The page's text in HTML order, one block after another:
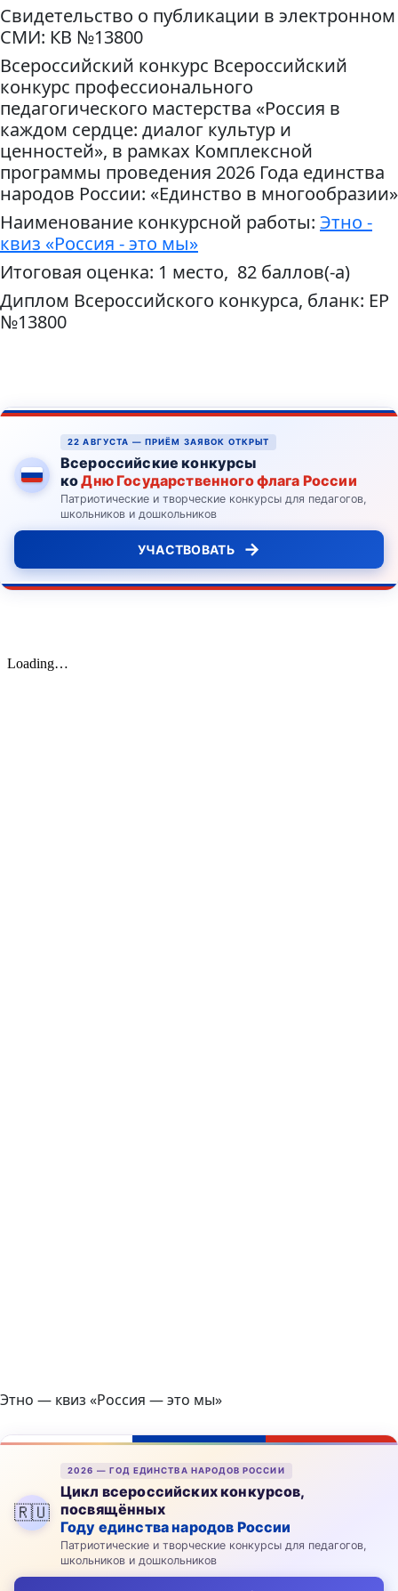
Свидетельство о публикации в электронном
СМИ: КВ №13800
Всероссийский конкурс Всероссийский
конкурс профессионального
педагогического мастерства «Россия в
каждом сердце: диалог культур и
ценностей», в рамках Комплексной
программы проведения 2026 Года единства
народов России: «Единство в многообразии»
Наименование конкурсной работы: Этно -
квиз «Россия - это мы»
Итоговая оценка: 1 место, 82 баллов(-а)
Диплом Всероссийского конкурса, бланк: ЕР
№13800
22 АВГУСТА — ПРИЁМ ЗАЯВОК ОТКРЫТ
Всероссийские конкурсы
коДню Государственного флага России
Патриотические и творческие конкурсы для педагогов,
школьников и дошкольников
УЧАСТВОВАТЬ →
Этно — квиз «Россия — это мы»
🇷🇺
2026 — ГОД ЕДИНСТВА НАРОДОВ РОССИИ
Цикл всероссийских конкурсов,
посвящённых
Году единства народов России
Патриотические и творческие конкурсы для педагогов,
школьников и дошкольников